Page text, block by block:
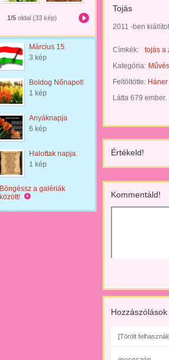
1/5 oldal (33 kép)
Március 15.
3 kép
Boldog Nőnapot!
1 kép
Anyáknapja
6 kép
Halottak napja.
1 kép
Böngéssz a galériák
között!
Tojás
2011 -ben
Címkék:
tojás a
Kategória:
Feltöltötte:
Látta 679 ember.
Értékeld!
Kommentáld!
Hozzászólások
[Törölt